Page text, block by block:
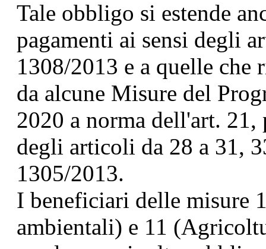
Tale obbligo si estende
pagamenti ai sensi degli
1308/2013 e a quelle
da alcune Misure del
2020 a norma dell'art. 21,
degli articoli da 28 a 31,
1305/2013.
I beneficiari delle misure
ambientali) e 11